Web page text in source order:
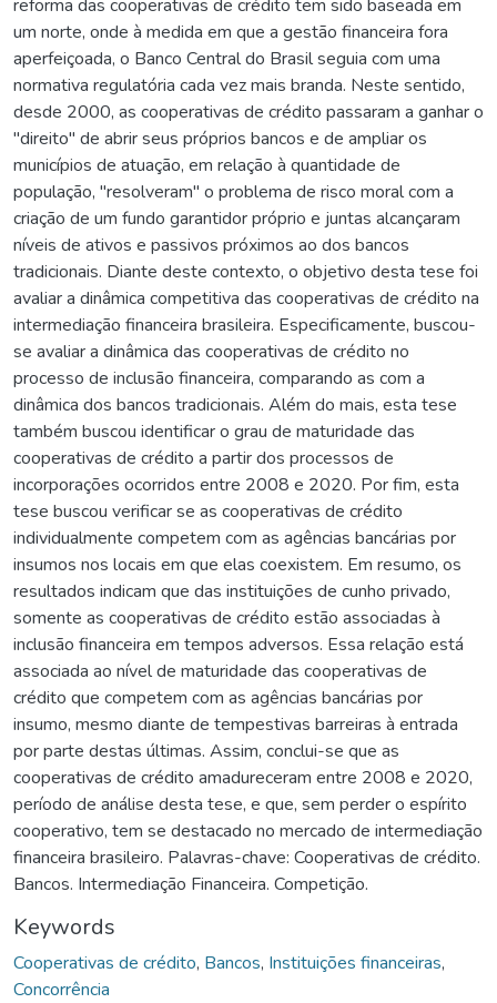
reforma das cooperativas de crédito tem sido baseada em
um norte, onde à medida em que a gestão financeira fora
aperfeiçoada, o Banco Central do Brasil seguia com uma
normativa regulatória cada vez mais branda. Neste sentido,
desde 2000, as cooperativas de crédito passaram a ganhar o
"direito" de abrir seus próprios bancos e de ampliar os
municípios de atuação, em relação à quantidade de
população, "resolveram" o problema de risco moral com a
criação de um fundo garantidor próprio e juntas alcançaram
níveis de ativos e passivos próximos ao dos bancos
tradicionais. Diante deste contexto, o objetivo desta tese foi
avaliar a dinâmica competitiva das cooperativas de crédito na
intermediação financeira brasileira. Especificamente, buscou-
se avaliar a dinâmica das cooperativas de crédito no
processo de inclusão financeira, comparando as com a
dinâmica dos bancos tradicionais. Além do mais, esta tese
também buscou identificar o grau de maturidade das
cooperativas de crédito a partir dos processos de
incorporações ocorridos entre 2008 e 2020. Por fim, esta
tese buscou verificar se as cooperativas de crédito
individualmente competem com as agências bancárias por
insumos nos locais em que elas coexistem. Em resumo, os
resultados indicam que das instituições de cunho privado,
somente as cooperativas de crédito estão associadas à
inclusão financeira em tempos adversos. Essa relação está
associada ao nível de maturidade das cooperativas de
crédito que competem com as agências bancárias por
insumo, mesmo diante de tempestivas barreiras à entrada
por parte destas últimas. Assim, conclui-se que as
cooperativas de crédito amadureceram entre 2008 e 2020,
período de análise desta tese, e que, sem perder o espírito
cooperativo, tem se destacado no mercado de intermediação
financeira brasileiro. Palavras-chave: Cooperativas de crédito.
Bancos. Intermediação Financeira. Competição.
Keywords
Cooperativas de crédito, Bancos, Instituições financeiras,
Concorrência